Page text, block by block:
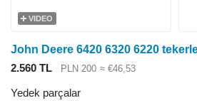
VIDEO
2.560 TL PLN 200 ≈ €46,53
Yedek parçalar